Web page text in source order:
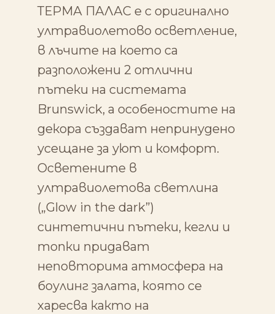
ТЕРМА ПАЛАС е с оригинално
ултравиолетово осветление,
в лъчите на което са
разположени 2 отлични
пътеки на системата
Brunswick, а особеностите на
декора създават непринудено
усещане за уют и комфорт.
Осветените в
ултравиолетова светлина
(„Glow in the dark”)
синтетични пътеки, кегли и
топки придават
неповторима атмосфера на
боулинг залата, която се
харесва както на